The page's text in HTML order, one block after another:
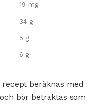
19 mg
34 g
5 g
6 g
beräknas med
bör betraktas som